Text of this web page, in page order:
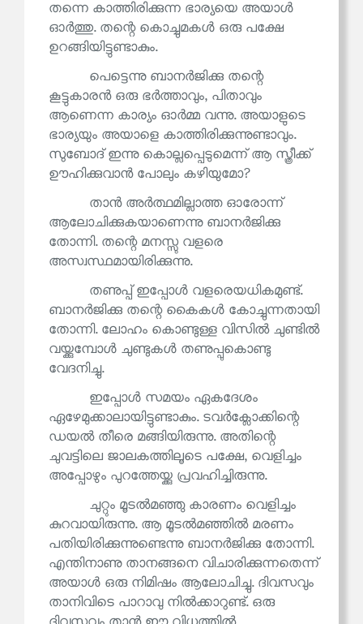
തന്നെ കാത്തിരിക്കുന്ന ഭാര്യയെ അയാൾ
ഓർത്തു. തന്റെ കൊച്ചുമകൾ ഒരു പക്ഷേ
ഉറങ്ങിയിട്ടുണ്ടാകും.
പെട്ടെന്നു ബാനർജിക്കു തന്റെ
കൂട്ടുകാരൻ ഒരു ഭർത്താവും, പിതാവും
ആണെന്ന കാര്യം ഓർമ്മ വന്നു. അയാളുടെ
ഭാര്യയും അയാളെ കാത്തിരിക്കുന്നുണ്ടാവും.
സുബോദ് ഇന്നു കൊല്ലപ്പെടുമെന്ന് ആ സ്ത്രീക്ക്
ഊഹിക്കുവാൻ പോലും കഴിയുമോ?
താൻ അർത്ഥമില്ലാത്ത ഓരോന്ന്
ആലോചിക്കുകയാണെന്നു ബാനർജിക്കു
തോന്നി. തന്റെ മനസ്സു വളരെ
അസ്വസ്ഥമായിരിക്കുന്നു.
തണുപ്പ് ഇപ്പോൾ വളരെയധികമുണ്ട്.
ബാനർജിക്കു തന്റെ കൈകൾ കോച്ചുന്നതായി
തോന്നി. ലോഹം കൊണ്ടുള്ള വിസിൽ ചുണ്ടിൽ
വയ്ക്കുമ്പോൾ ചുണ്ടുകൾ തണുപ്പുകൊണ്ടു
വേദനിച്ചു.
ഇപ്പോൾ സമയം ഏകദേശം
ഏഴേമുക്കാലായിട്ടുണ്ടാകും. ടവർക്ലോക്കിന്റെ
ഡയൽ തീരെ മങ്ങിയിരുന്നു. അതിന്റെ
ചുവട്ടിലെ ജാലകത്തിലൂടെ പക്ഷേ, വെളിച്ചം
അപ്പോഴും പുറത്തേയ്ക്കു പ്രവഹിച്ചിരുന്നു.
ചുറ്റും മൂടൽമഞ്ഞു കാരണം വെളിച്ചം
കുറവായിരുന്നു. ആ മൂടൽമഞ്ഞിൽ മരണം
പതിയിരിക്കുന്നുണ്ടെന്നു ബാനർജിക്കു തോന്നി.
എന്തിനാണു താനങ്ങനെ വിചാരിക്കുന്നതെന്ന്
അയാൾ ഒരു നിമിഷം ആലോചിച്ചു. ദിവസവും
താനിവിടെ പാറാവു നിൽക്കാറുണ്ട്. ഒരു